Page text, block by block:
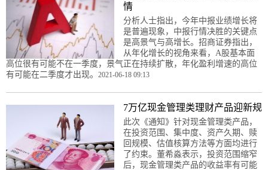
情
分析人士指出，今年中报业绩增长将
是普遍现象，中报行情决胜的关键点
是高景气与高增长。招商证券指出，
从年化增长的视角来看，A股基本面
高位很有可能不在一季度，景气正在持续扩散，年化盈利增速的高位
有可能在二季度才出现。 2021-06-18 09:13
7万亿现金管理类理财产品迎新规
此次《通知》针对现金管理类产品，
在投资范围、集中度、资产久期、赎
回规模、估值核算方法等方面均进行
了约束。董希淼表示，投资范围缩窄
后，现金管理类产品的收益率有可能